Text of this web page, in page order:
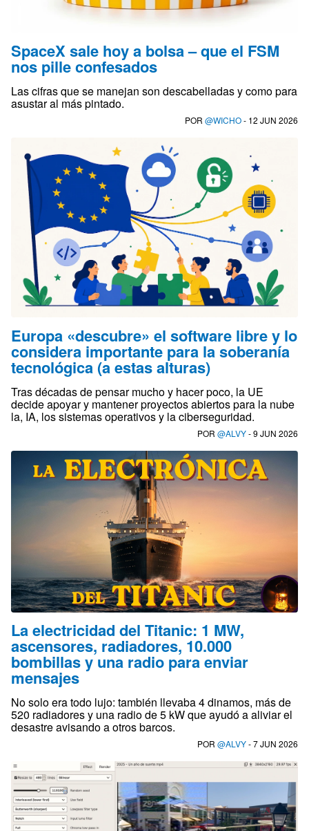
SpaceX sale hoy a bolsa – que el FSM
nos pille confesados
Las cifras que se manejan son descabelladas y como para
asustar al más pintado.
POR @WICHO- 12 JUN 2026
Europa «descubre» el software libre y lo
considera importante para la soberanía
tecnológica (a estas alturas)
Tras décadas de pensar mucho y hacer poco, la UE
decide apoyar y mantener proyectos abiertos para la nube
la, IA, los sistemas operativos y la ciberseguridad.
POR @ALVY- 9 JUN 2026
La electricidad del Titanic: 1 MW,
ascensores, radiadores, 10.000
bombillas y una radio para enviar
mensajes
No solo era todo lujo: también llevaba 4 dinamos, más de
520 radiadores y una radio de 5 kW que ayudó a aliviar el
desastre avisando a otros barcos.
POR @ALVY- 7 JUN 2026